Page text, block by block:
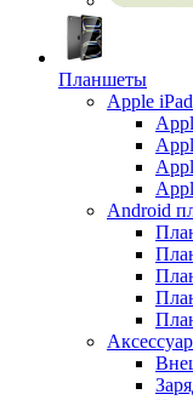
Планшеты
Apple iPad
Android